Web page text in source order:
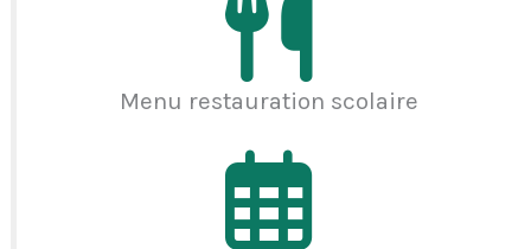
Menu restauration scolaire